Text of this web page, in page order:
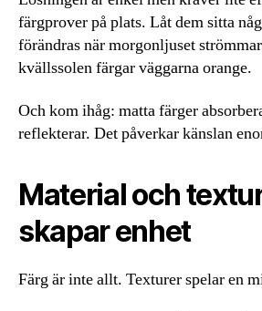
färgprover på plats. Låt dem sitta
förändras när morgonljuset
kvällssolen färgar väggarna orange.
Och kom ihåg: matta färger
reflekterar. Det påverkar känslan
Material och
skapar enhet
Färg är inte allt. Texturer spelar en